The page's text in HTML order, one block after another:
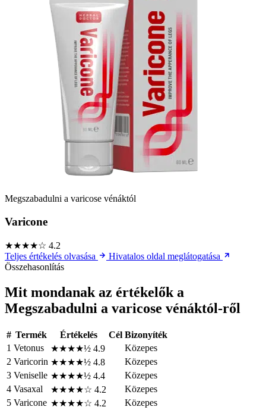
Megszabadulni a varicose vénáktól
Varicone
★★★★☆ 4.2
Teljes értékelés olvasása
Hivatalos oldal meglátogatása
Összehasonlítás
Mit mondanak az értékelők a
Megszabadulni a varicose vénáktól-ről
# Termék Értékelés Cél Bizonyíték
1 Vetonus ★★★★½ 4.9
Közepes
2 Varicorin ★★★★½ 4.8
Közepes
3 Veniselle ★★★★½ 4.4
Közepes
4 Vasaxal ★★★★☆ 4.2
Közepes
5 Varicone ★★★★☆ 4.2
Közepes